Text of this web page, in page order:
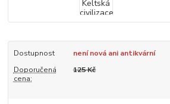
Dostupnost
není nová ani antikvární
Doporučená
cena:
125 Kč